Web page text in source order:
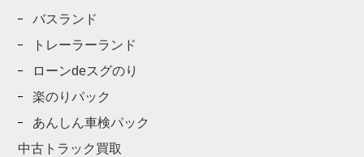
バスランド
トレーラーランド
ローンdeスグのり
楽のりパック
あんしん車検パック
中古トラック買取